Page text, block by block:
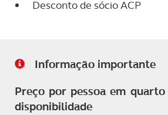
Desconto de sócio ACP
Informação importante
Preço por pessoa em
disponibilidade